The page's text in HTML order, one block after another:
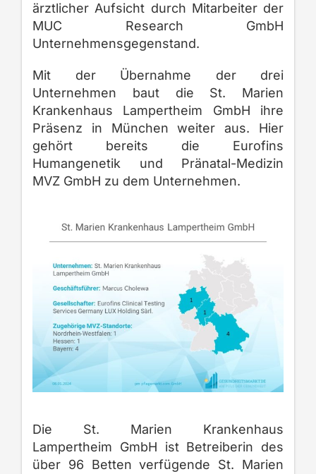
ärztlicher Aufsicht durch Mitarbeiter der
MUC Research GmbH
Unternehmensgegenstand.
Mit der Übernahme der drei
Unternehmen baut die St. Marien
Krankenhaus Lampertheim GmbH ihre
Präsenz in München weiter aus. Hier
gehört bereits die Eurofins
Humangenetik und Pränatal-Medizin
MVZ GmbH zu dem Unternehmen.
Die St. Marien Krankenhaus
Lampertheim GmbH ist Betreiberin des
über 96 Betten verfügende St. Marien